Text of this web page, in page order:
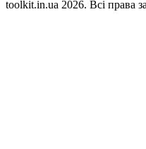
toolkit.in.ua 2026. Всі права